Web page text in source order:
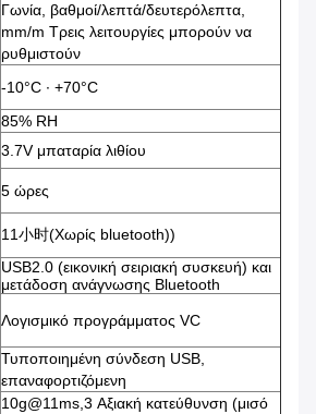
Γωνία, βαθμοί/λεπτά/δευτερόλεπτα,
mm/m Τρεις λειτουργίες μπορούν να
ρυθμιστούν
-10°C ∙ +70°C
85% RH
3.7V μπαταρία λιθίου
5 ώρες
11小时(Χωρίς bluetooth))
USB2.0 (εικονική σειριακή συσκευή) και
μετάδοση ανάγνωσης Bluetooth
Λογισμικό προγράμματος VC
Τυποποιημένη σύνδεση USB,
επαναφορτιζόμενη
10g@11ms,3 Αξιακή κατεύθυνση (μισό